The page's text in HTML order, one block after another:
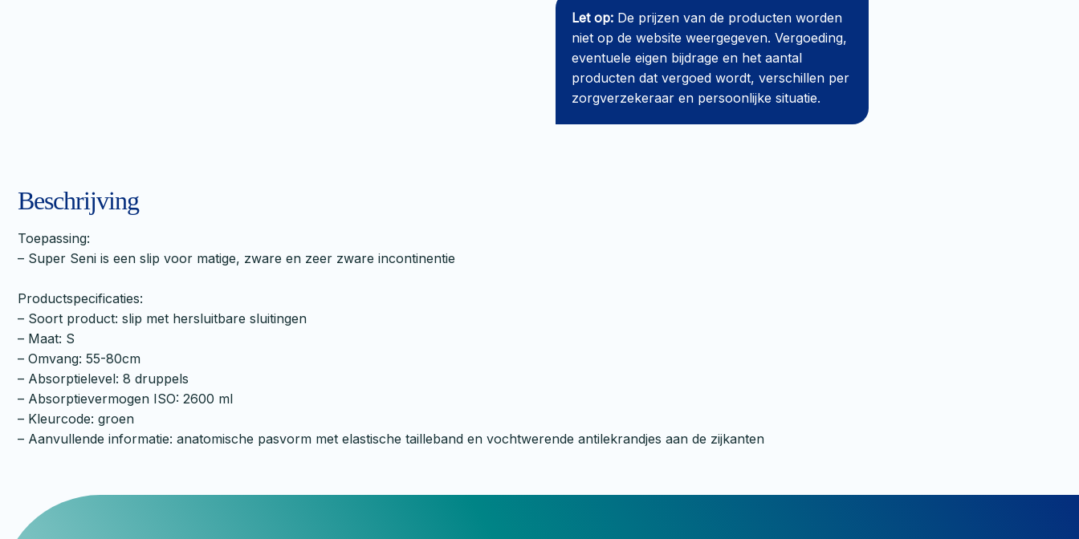
S
aantal
Let op: De prijzen van de producten worden
niet op de website weergegeven. Vergoeding,
eventuele eigen bijdrage en het aantal
producten dat vergoed wordt, verschillen per
zorgverzekeraar en persoonlijke situatie.
Beschrijving
Toepassing:
– Super Seni is een slip voor matige, zware en zeer zware incontinentie
Productspecificaties:
– Soort product: slip met hersluitbare sluitingen
– Maat: S
– Omvang: 55-80cm
– Absorptielevel: 8 druppels
– Absorptievermogen ISO: 2600 ml
– Kleurcode: groen
– Aanvullende informatie: anatomische pasvorm met elastische tailleband en vochtwerende antilekrandjes aan de zijkanten